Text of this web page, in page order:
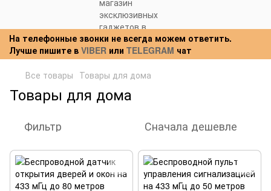
На телефонные звонки не всегда можем ответить.
Лучше пишите в VIBER или TELEGRAM чат
Все товары Товары для дома
Товары для дома
Фильтр Сначала дешевле